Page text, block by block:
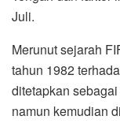
Juli.
Merunut sejarah
tahun 1982
ditetapkan
namun kemudian